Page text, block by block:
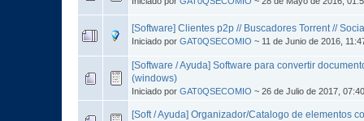
[Software] Clientes p2p // Buscadores Torrent //
Iniciado por GAT0QSECOMIO ~ 11 de Junio de 2016,
[Software / Ayuda] Software para convertir
(windows)
Iniciado por GAT0QSECOMIO ~ 26 de Julio de 2017,
[Soft / Ayuda] Organizador/Catalogo de elementos